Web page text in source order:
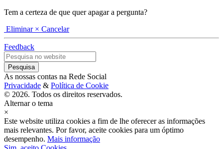
Tem a certeza de que quer apagar a pergunta?
Eliminar × Cancelar
Feedback
As nossas contas na Rede Social
Privacidade & Política de Cookie
© 2026. Todos os direitos reservados.
Alternar o tema
×
Este website utiliza cookies a fim de lhe oferecer as informações
mais relevantes. Por favor, aceite cookies para um óptimo
desempenho. Mais informação